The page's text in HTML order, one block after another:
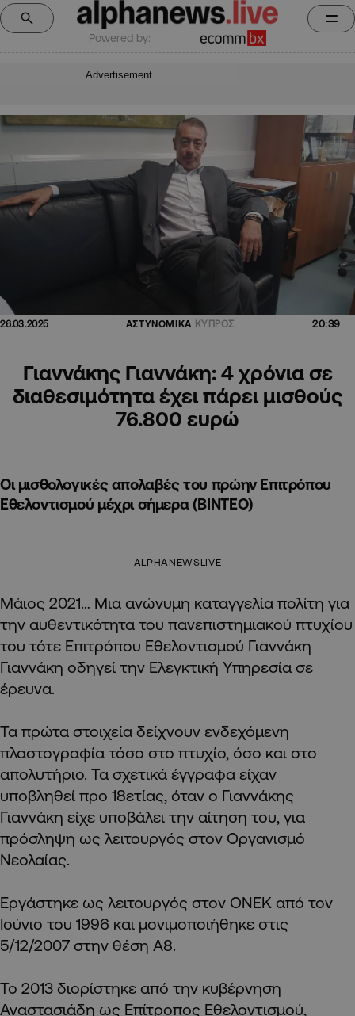
Powered by:
Advertisement
26.03.2025 ΑΣΤΥΝΟΜΙΚΑ ΚΥΠΡΟΣ 20:39
Γιαννάκης Γιαννάκη: 4 χρόνια σε
διαθεσιμότητα έχει πάρει μισθούς
76.800 ευρώ
Οι μισθολογικές απολαβές του πρώην Επιτρόπου
Εθελοντισμού μέχρι σήμερα (ΒΙΝΤΕΟ)
ALPHANEWSLIVE
Μάιος 2021… Μια ανώνυμη καταγγελία πολίτη για
την αυθεντικότητα του πανεπιστημιακού πτυχίου
του τότε Επιτρόπου Εθελοντισμού Γιαννάκη
Γιαννάκη οδηγεί την Ελεγκτική Υπηρεσία σε
έρευνα.
Τα πρώτα στοιχεία δείχνουν ενδεχόμενη
πλαστογραφία τόσο στο πτυχίο, όσο και στο
απολυτήριο. Τα σχετικά έγγραφα είχαν
υποβληθεί προ 18ετίας, όταν ο Γιαννάκης
Γιαννάκη είχε υποβάλει την αίτηση του, για
πρόσληψη ως λειτουργός στον Οργανισμό
Νεολαίας.
Εργάστηκε ως λειτουργός στον ΟΝΕΚ από τον
Ιούνιο του 1996 και μονιμοποιήθηκε στις
5/12/2007 στην θέση Α8.
Το 2013 διορίστηκε από την κυβέρνηση
Αναστασιάδη ως Επίτροπος Εθελοντισμού,